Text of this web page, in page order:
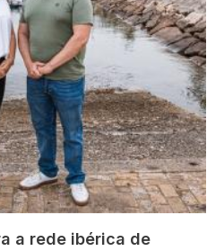
a rede ibérica de